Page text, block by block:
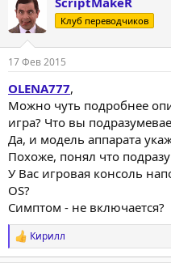
Клуб переводчиков
17 Фев 2015
OLENA777,
Можно чуть подробнее
игра? Что вы
Да, и модель аппарата
Похоже, понял что
У Вас игровая консоль
OS?
Симптом - не включается?
Р
е
Кирилл